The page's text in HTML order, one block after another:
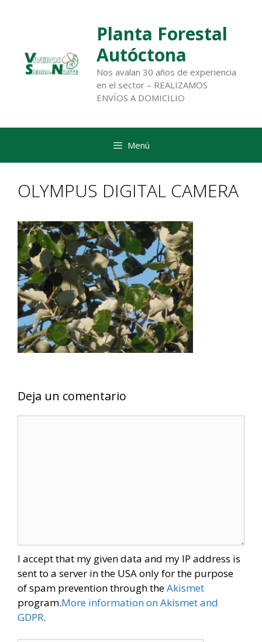
Planta Forestal
Autóctona
Nos avalan 30 años de experiencia
en el sector – REALIZAMOS
ENVÍOS A DOMICILIO
Menú
OLYMPUS DIGITAL CAMERA
Deja un comentario
I accept that my given data and my IP address is
sent to a server in the USA only for the purpose
of spam prevention through theAkismet
program.More information on Akismet and
GDPR.